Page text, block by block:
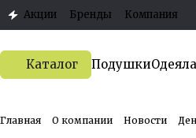
Акции Бренды Компания
Каталог ПодушкиОдеяла
Главная О компании Новости